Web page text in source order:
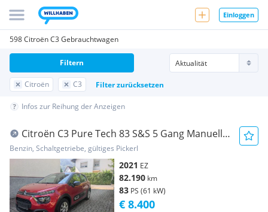
Einloggen
598 Citroën C3 Gebrauchtwagen
Citroën C3 Filter zurücksetzen
Filtern
Infos zur Reihung der Anzeigen
Citroën C3 Pure Tech 83 S&S 5 Gang Manuell
Feel
Benzin, Schaltgetriebe, gültiges Pickerl
2021 EZ
82.190 km
83 PS (61 kW)
€ 8.400